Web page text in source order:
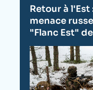
Retour à l'Est
menace
"Flanc Est"